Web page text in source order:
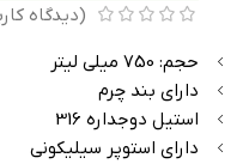
(دیدگاه
حجم: 750 میلی لیتر
دارای بند چرم
استیل دوجداره 316
دارای استوپر سیلیکونی